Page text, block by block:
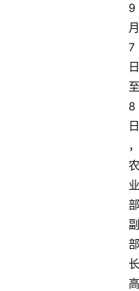
9
月
7
日
至
8
日
，
农
业
部
副
部
长
高